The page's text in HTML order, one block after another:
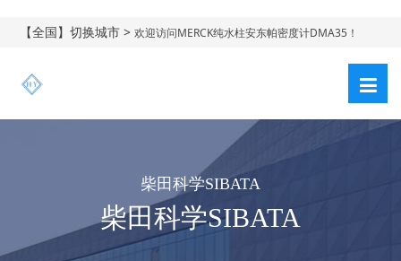
【全国】切换城市 >欢迎访问MERCK纯水柱安东帕密度计DMA35！
柴田科学SIBATA
柴田科学SIBATA